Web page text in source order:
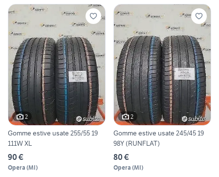
2
Gomme estive usate 255/55 19
111W XL
90 €
Opera (MI)
2
Gomme estive usate 245/45 19
98Y (RUNFLAT)
80 €
Opera (MI)